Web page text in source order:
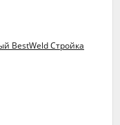
BestWeld Стройка